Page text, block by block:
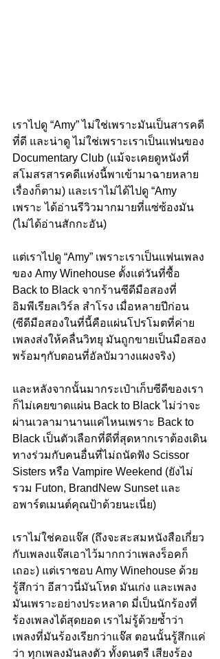
เราไปดู “Amy” ไม่ใช่เพราะมันเป็นสารคดี
ที่ดี และน่าดู ไม่ใช่เพราะเราเป็นแฟนของ
Documentary Club (แม้จะเคยดูหนังที่
สโมสรสารคดีแห่งนี้พาเข้ามาฉายหลาย
เรื่องก็ตาม) และเราไม่ได้ไปดู “Amy
เพราะ ได้อ่านรีวิวมากมายที่แซ่ซ้องมัน
(ไม่ได้อ่านสักกะอัน)
แต่เราไปดู “Amy” เพราะเราเป็นแฟนเพลง
ของ Amy Winehouse ตั้งแต่วันที่ซื้อ
Back to Black จากร้านซีดีมือสองที่
อิมพีเรียลเวิร์ล สำโรง เมื่อหลายปีก่อน
(ซีดีมือสองในที่นี้คือแผ่นโปรโมตที่ค่าย
เพลงส่งให้คลื่นวิทยุ มันถูกขายเป็นมือสอง
พร้อมๆกับตอนที่อัลบัมวางแผงจริง)
และหลังจากนั้นมากระเป๋าเก็บซีดีของเรา
ก็ไม่เคยขาดแผ่น Back to Black ไม่ว่าจะ
ผ่านเวลามานานแค่ไหนเพราะ Back to
Black เป็นตัวเลือกที่ดีที่สุดหากเราต้องเดิน
ทางร่วมกับคนอื่นที่ไม่ถนัดฟัง Scissor
Sisters หรือ Vampire Weekend (ยังไม่
รวม Futon, BrandNew Sunset และ
อพาร์ตเมนต์คุณป้าด้วยนะเนี่ย)
เราไม่ใช่คอแจ๊ส (ถึงจะสะสมหนังสือเกี่ยว
กับเพลงแจ๊สเอาไว้มากกว่าเพลงร็อคก็
เถอะ) แต่เราชอบ Amy Winehouse ด้วย
รู้สึกว่า อีสาวนี่มันโหด มันเก่ง และเพลง
มันเพราะอย่างประหลาด มี่เป็นนักร้องที่
ร้องเพลงได้สุดยอด เราไม่รู้ด้วยซ้ำว่า
เพลงที่มันร้องเรียกว่าแจ๊ส ตอนนั้นรู้สึกแค่
ว่า ทุกเพลงมันลงตัว ทั้งดนตรี เสียงร้อง